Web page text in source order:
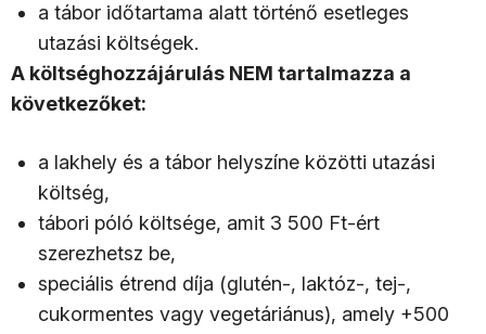
a tábor időtartama alatt történő esetleges
utazási költségek.
A költséghozzájárulás NEM tartalmazza a
következőket:
a lakhely és a tábor helyszíne közötti utazási
költség,
tábori póló költsége, amit 3 500 Ft-ért
szerezhetsz be,
speciális étrend díja (glutén-, laktóz-, tej-,
cukormentes vagy vegetáriánus), amely +500